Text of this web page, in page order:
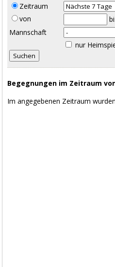
Zeitraum
von
Mannschaft
nur
Begegnungen im Zeitraum
Im angegebenen Zeitraum